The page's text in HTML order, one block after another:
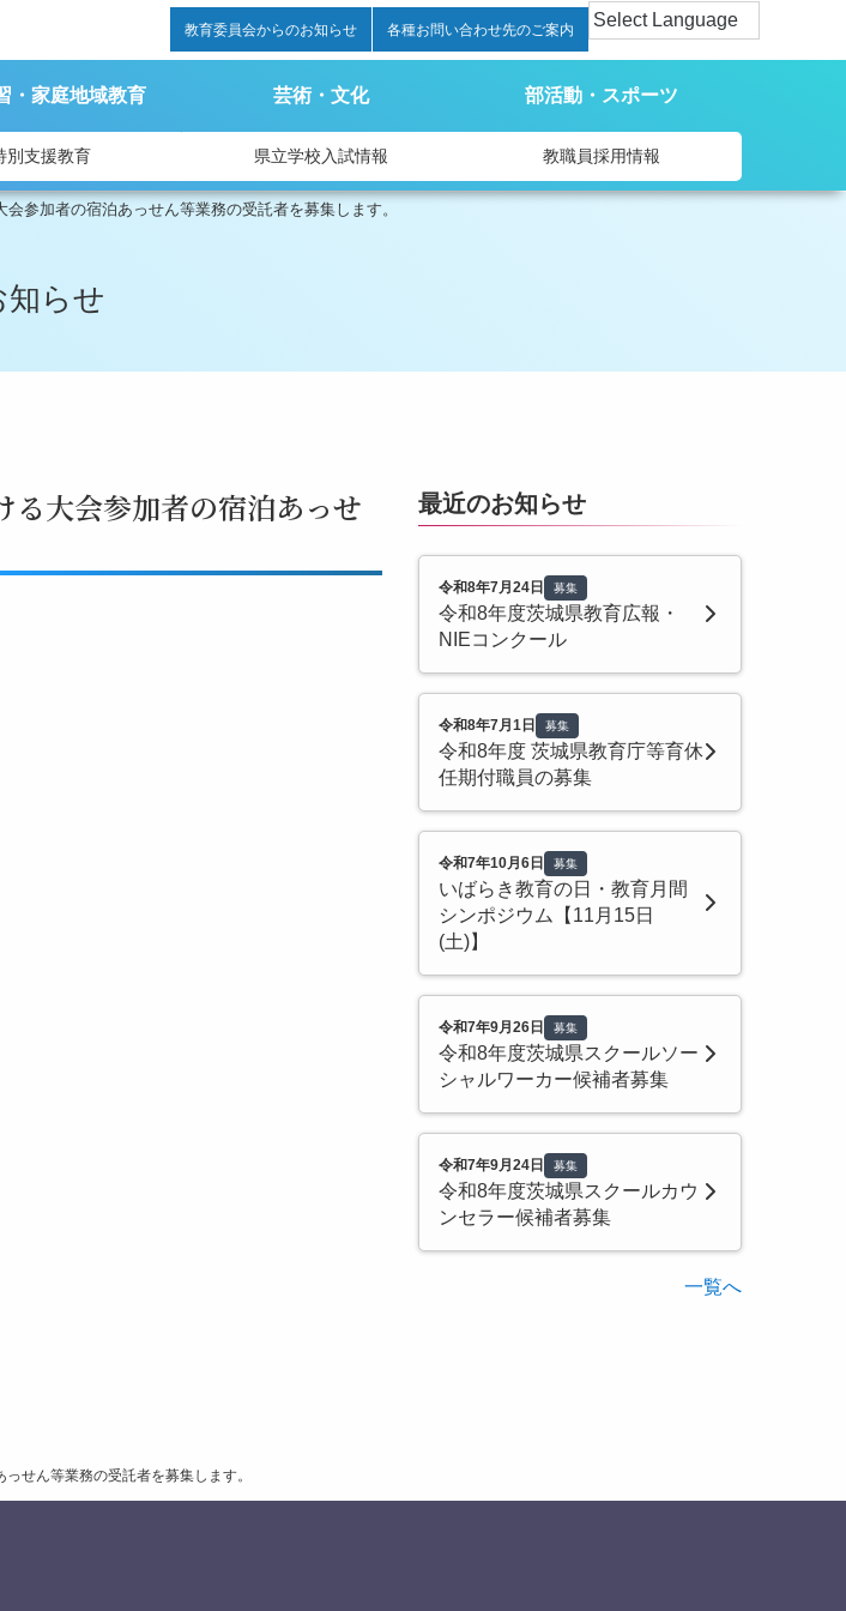
教育委員会からのお知らせ 各種お問い合わせ先のご案内
・家庭地域教育 芸術・文化 部活動・スポーツ
別支援教育 県立学校入試情報 教職員採用情報
参加者の宿泊あっせん等業務の受託者を募集します。
知らせ
る大会参加者の宿泊あっせ
最近のお知らせ
令和8年7月24日 募集
令和8年度茨城県教育広報・
NIEコンクール
令和8年7月1日 募集
令和8年度 茨城県教育庁等育休
任期付職員の募集
令和7年10月6日 募集
いばらき教育の日・教育月間
シンポジウム【11月15日
(土)】
令和7年9月26日 募集
令和8年度茨城県スクールソー
シャルワーカー候補者募集
令和7年9月24日 募集
令和8年度茨城県スクールカウ
ンセラー候補者募集
一覧へ
せん等業務の受託者を募集します。